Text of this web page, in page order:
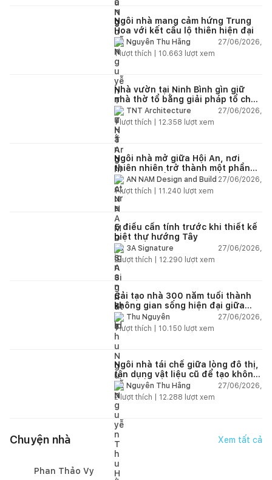
Ngôi nhà mang cảm hứng Trung
Hoa với kết cấu lộ thiên hiện đại
Nguyễn Thu Hằng
27/06/2026,
1lượt thích | 10.663 lượt xem
Nhà vườn tại Ninh Bình gìn giữ
nhà thờ tổ bằng giải pháp tổ chức
lại không gian
TNT Architecture
27/06/2026,
1lượt thích | 12.358 lượt xem
Ngôi nhà mở giữa Hội An, nơi
thiên nhiên trở thành một phần
của cuộc sống
AN NAM Design and Build 27/06/2026,
1lượt thích | 11.240 lượt xem
5 điều cần tính trước khi thiết kế
biệt thự hướng Tây
3A Signature
27/06/2026,
2lượt thích | 12.290 lượt xem
Cải tạo nhà 300 năm tuổi thành
không gian sống hiện đại giữa
thiên nhiên
Thu Nguyễn
27/06/2026,
1lượt thích | 10.150 lượt xem
Ngôi nhà tái chế giữa lòng đô thị,
tận dụng vật liệu cũ để tạo không
gian sống linh hoạt
Nguyễn Thu Hằng
27/06/2026,
2lượt thích | 12.288 lượt xem
Chuyện nhà Xem tất cả
Phan Thảo Vy